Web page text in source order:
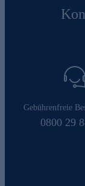
Gebührenfreie
0800 29